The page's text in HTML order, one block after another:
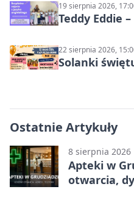
19 sierpnia 2026,
Teddy Eddie
22 sierpnia 2026,
Solanki
Ostatnie Artykuły
8 sierpnia 2026
Apteki w
otwarcia,